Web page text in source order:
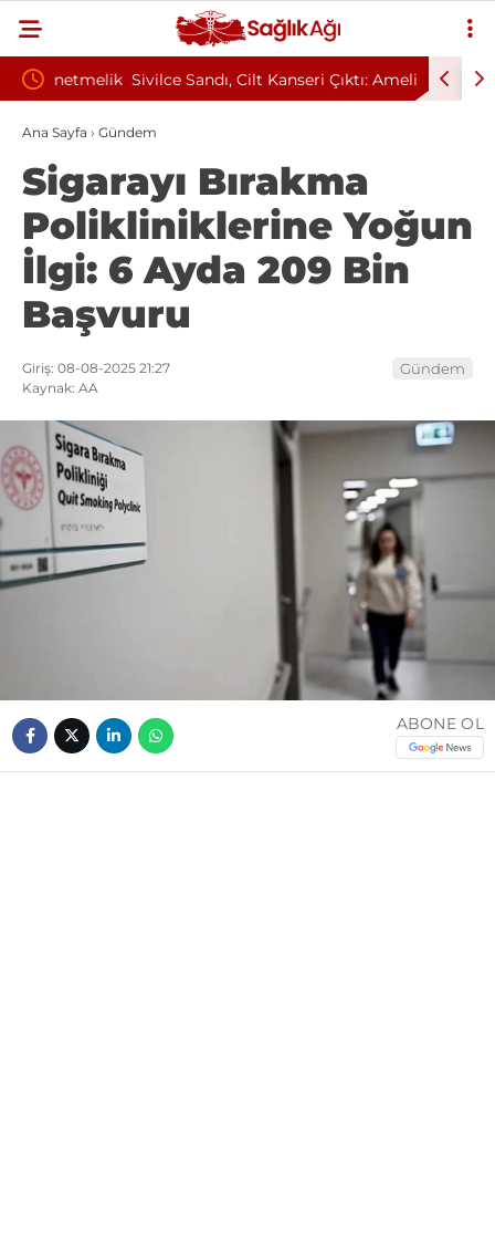
Sivilce Sandı, Cilt Kanseri Çıktı: Ameliyattan 60
Dikişle Uyandı
Baş
Ana Sayfa › Gündem
Sigarayı Bırakma
Polikliniklerine Yoğun
İlgi: 6 Ayda 209 Bin
Başvuru
Giriş: 08-08-2025 21:27
Kaynak: AA
Gündem
ABONE OL